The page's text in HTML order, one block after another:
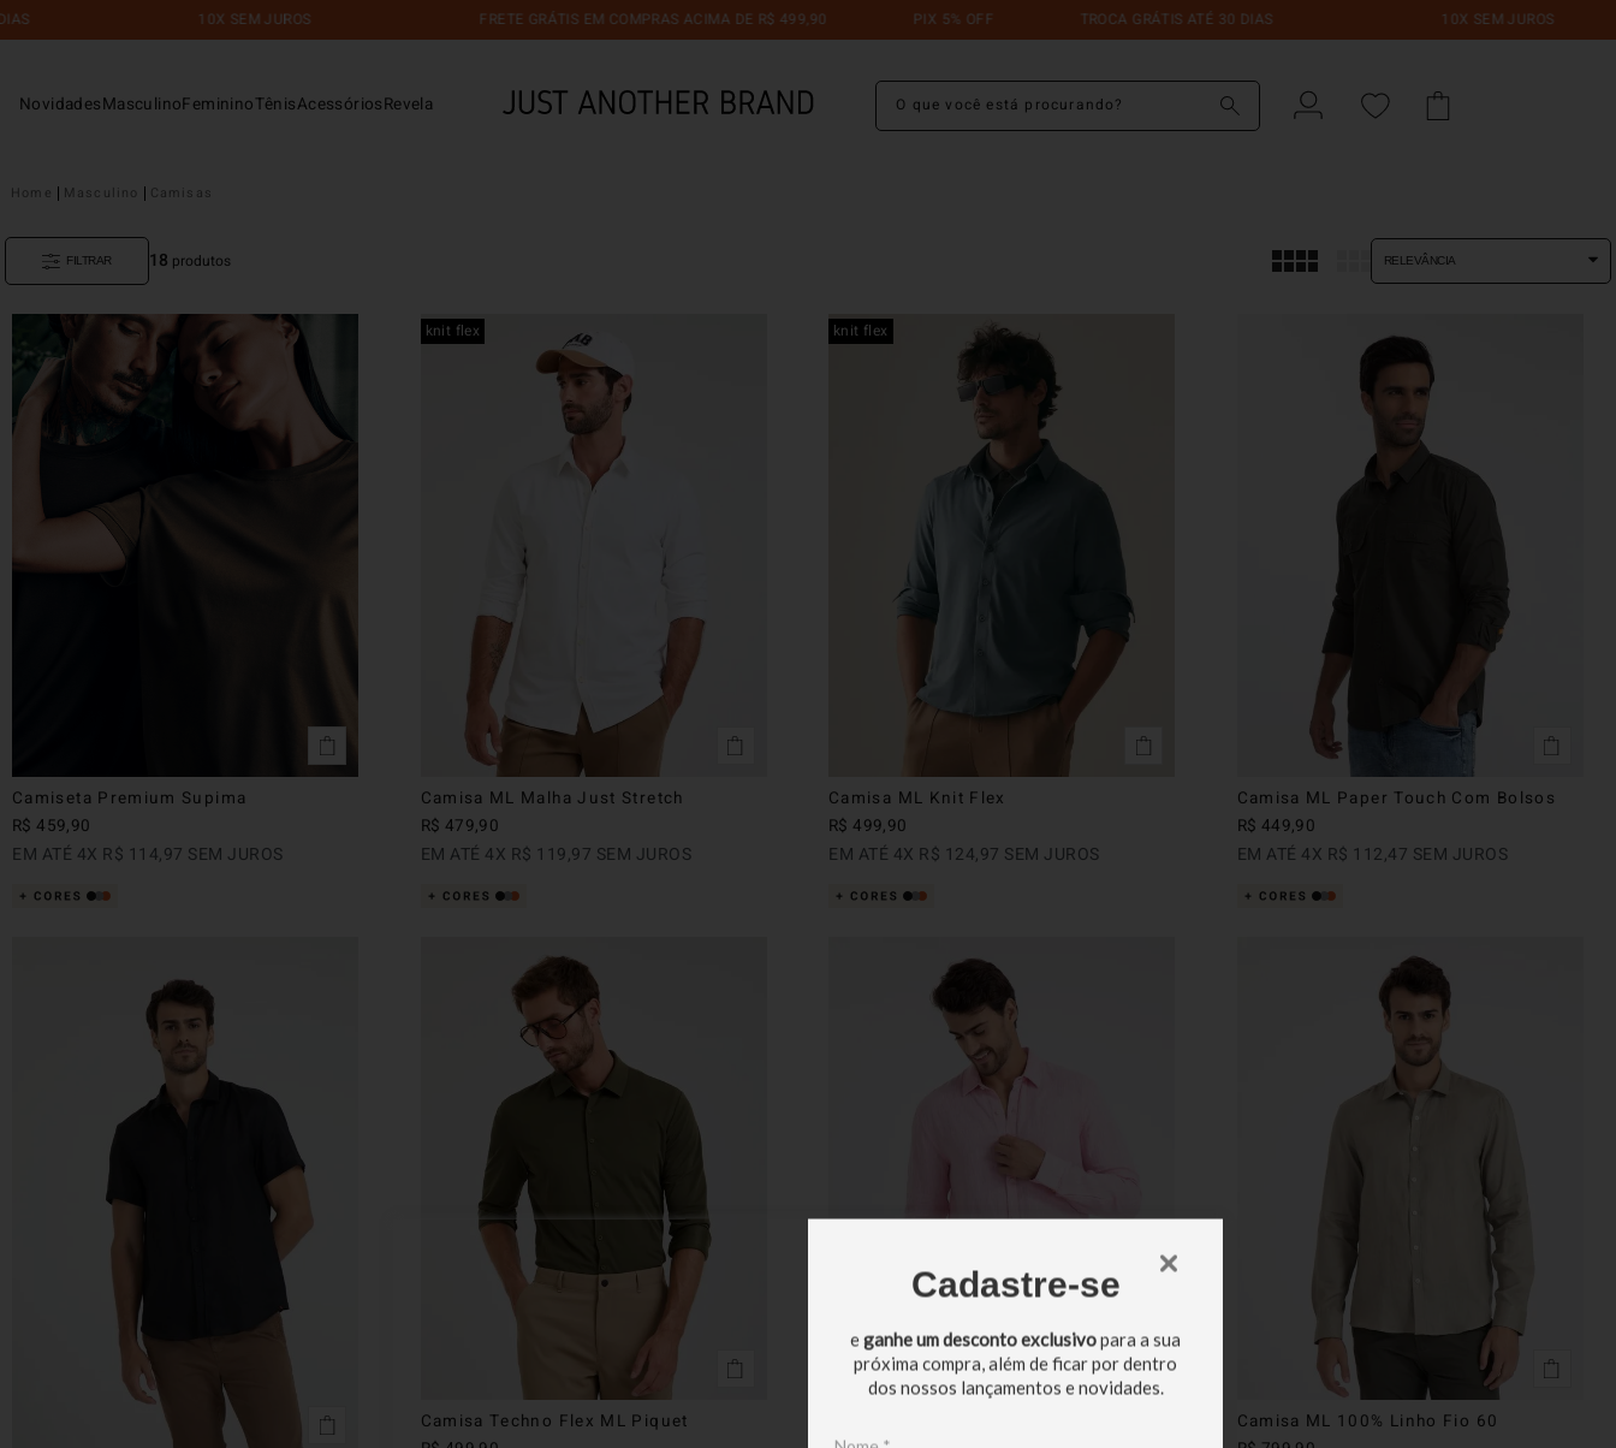
Cadastre-se
e ganhe um desconto exclusivopara a sua
próxima compra, além de ficar por dentro
dos nossos lançamentos e novidades.
10X SEM JUROS FRETE GRÁTIS EM COMPRAS ACIMA DE R$ 499,90 PIX 5% OFF TROCA GRÁTIS ATÉ 30 DIAS 10X SEM JUROS
NovidadesMasculinoFemininoTênisAcessóriosRevela
O que você está procurando?
Masculino Camisas
FILTRAR 18 produtos RELEVÂNCIA
Camiseta Premium Supima
R$ 459,90
EM ATÉ 4X R$ 114,97 SEM JUROS
knit flex
Camisa ML Malha Just Stretch
R$ 479,90
EM ATÉ 4X R$ 119,97 SEM JUROS
knit flex
Camisa ML Knit Flex
R$ 499,90
EM ATÉ 4X R$ 124,97 SEM JUROS
Camisa ML Paper Touch Com Bolsos
R$ 449,90
EM ATÉ 4X R$ 112,47 SEM JUROS
Camisa Techno Flex ML Piquet
Melange
Camisa ML 100% Linho Fio 60